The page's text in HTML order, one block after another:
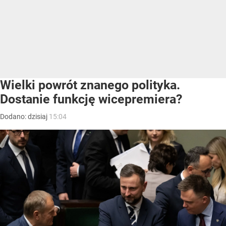
Wielki powrót znanego polityka.
Dostanie funkcję wicepremiera?
Dodano:dzisiaj 15:04